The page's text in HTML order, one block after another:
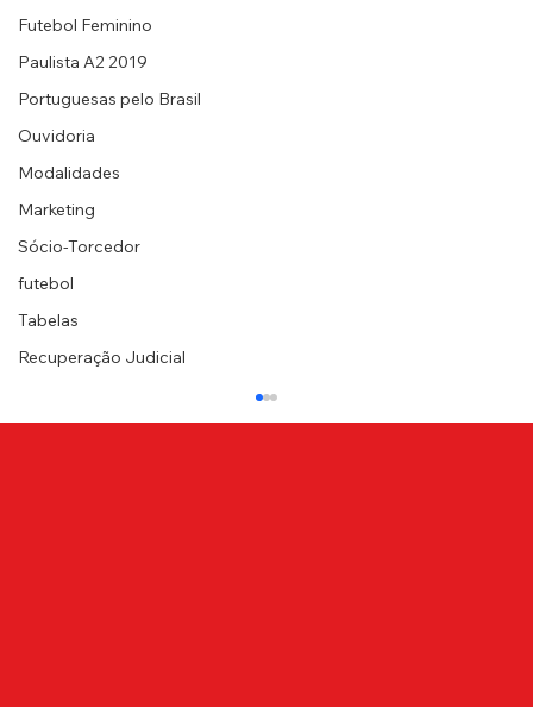
Futebol Feminino
Paulista A2 2019
Portuguesas pelo Brasil
Ouvidoria
Modalidades
Marketing
Sócio-Torcedor
futebol
Tabelas
Recuperação Judicial